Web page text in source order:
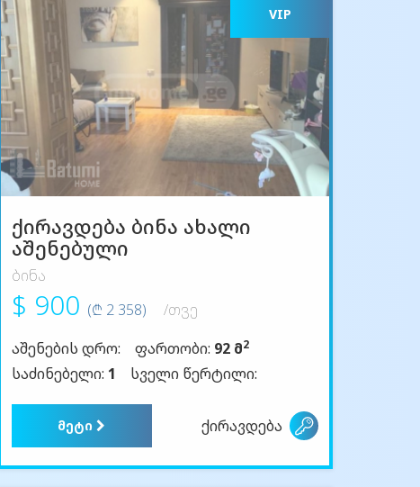
VIP
ქირავდება ბინა ახალი
აშენებული
ბინა
$ 900 (₾ 2 358)
/თვე
აშენების დრო:
ფართობი: 92 მ2
საძინებელი: 1 სველი წერტილი:
მეტი ქირავდება